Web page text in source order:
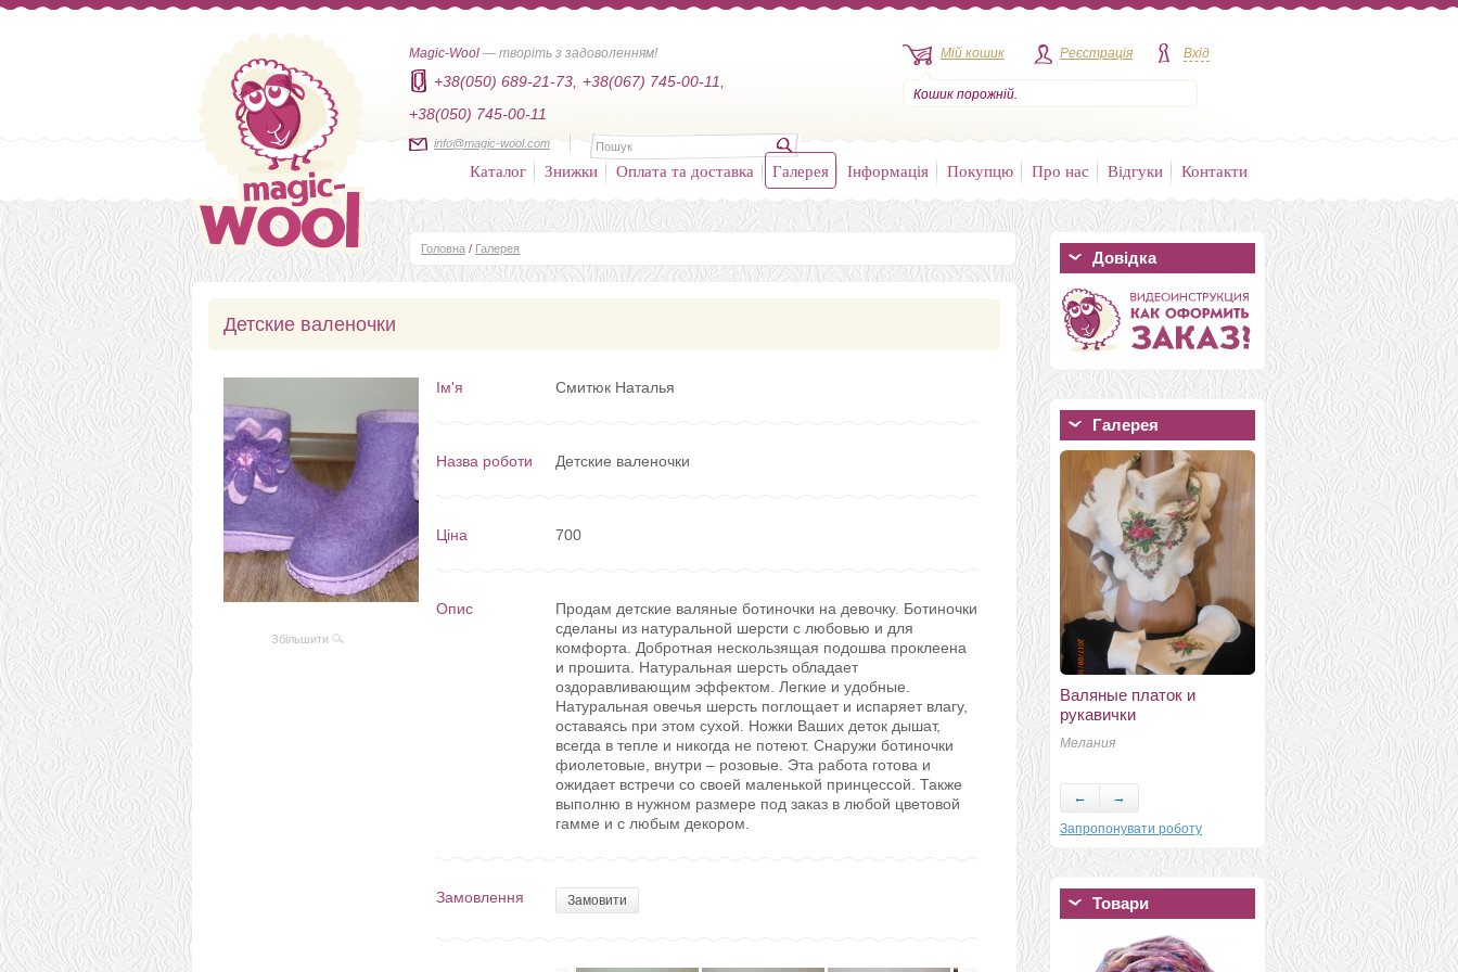
Magic-Wool — творіть з задоволенням!
+38(050) 689-21-73,
+38(067) 745-00-11,
+38(050) 745-00-11
info@magic-wool.com
Мій кошик
Кошик порожній.
Реєстрація Вхід
Каталог Знижки Оплата та доставка Галерея Інформація Покупцю Про нас Відгуки Контакти
Довідка
Галерея
Валяные платок и
рукавички
Мелания
Брошь "свинка Пеппа"
Багацкая Елена
Владимировна 450 грн
← →
Запропонувати роботу
Товари
Головна / Галерея
Детские валеночки
Збільшити
Ім'я Смитюк Наталья
Назва роботи Детские валеночки
Ціна 700
Опис
Продам детские валяные ботиночки на девочку. Ботиночки
сделаны из натуральной шерсти с любовью и для
комфорта. Добротная нескользящая подошва проклеена
и прошита. Натуральная шерсть обладает
оздоравливающим эффектом. Легкие и удобные.
Натуральная овечья шерсть поглощает и испаряет влагу,
оставаясь при этом сухой. Ножки Ваших деток дышат,
всегда в тепле и никогда не потеют. Снаружи ботиночки
фиолетовые, внутри – розовые. Эта работа готова и
ожидает встречи со своей маленькой принцессой. Также
выполню в нужном размере под заказ в любой цветовой
гамме и с любым декором.
Замовлення Замовити